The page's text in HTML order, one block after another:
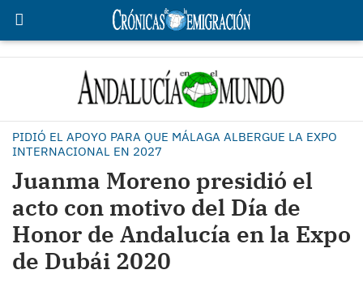
PIDIÓ EL APOYO PARA QUE MÁLAGA ALBERGUE LA EXPO
INTERNACIONAL EN 2027
Juanma Moreno presidió el
acto con motivo del Día de
Honor de Andalucía en la Expo
de Dubái 2020